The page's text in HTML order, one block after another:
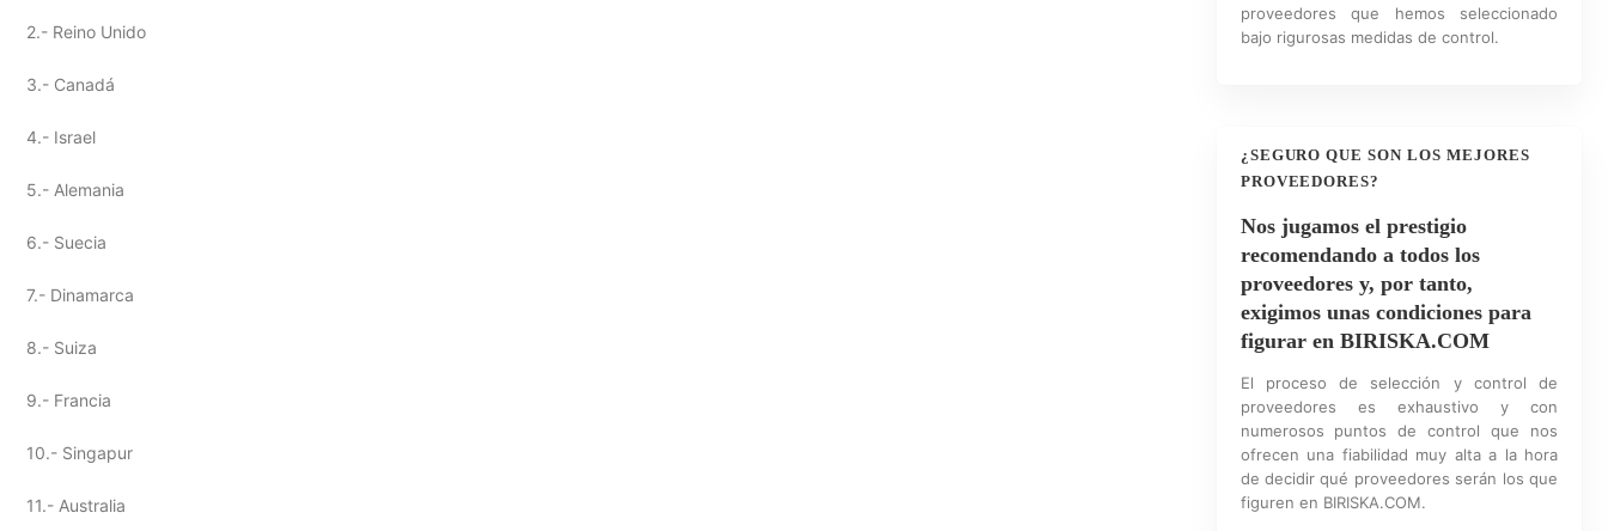
2.- Reino Unido
3.- Canadá
4.- Israel
5.- Alemania
6.- Suecia
7.- Dinamarca
8.- Suiza
9.- Francia
10.- Singapur
11.- Australia
proveedores que hemos seleccionado
bajo rigurosas medidas de control.
¿SEGURO QUE SON LOS MEJORES
PROVEEDORES?
Nos jugamos el prestigio
recomendando a todos los
proveedores y, por tanto,
exigimos unas condiciones para
figurar en BIRISKA.COM
El proceso de selección y control de
proveedores es exhaustivo y con
numerosos puntos de control que nos
ofrecen una fiabilidad muy alta a la hora
de decidir qué proveedores serán los que
figuren en BIRISKA.COM.